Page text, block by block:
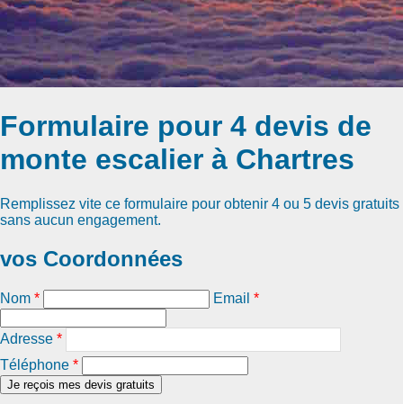
Formulaire pour 4 devis de
monte escalier à Chartres
Remplissez vite ce formulaire pour obtenir 4 ou 5 devis gratuits
sans aucun engagement.
vos Coordonnées
Nom * Email *
Adresse *
Téléphone *